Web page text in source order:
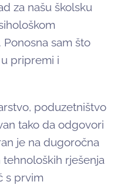
za našu školsku
sam što
pripremi i
poduzetništvo
tako da odgovori
je na dugoročna
rješenja
s prvim